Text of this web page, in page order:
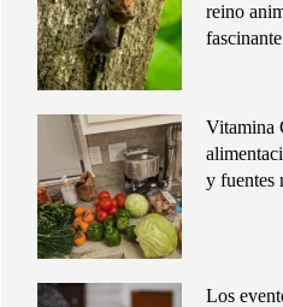
reino
fascinante
Vitamina
y fuentes
Los